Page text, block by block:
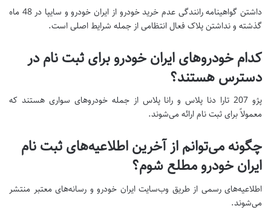
داشتن گواهینامه رانندگی عدم خرید خودرو از ایران خودرو و سایپا در 48 ماه
گذشته و نداشتن پلاک فعال انتظامی از جمله شرایط اصلی است.
کدام خودروهای ایران خودرو برای ثبت نام در
دسترس هستند؟
پژو 207 تارا دنا پلاس و رانا پلاس از جمله خودروهای سواری هستند که
معمولاً برای ثبت نام ارائه می‌شوند.
چگونه می‌توانم از آخرین اطلاعیه‌های ثبت نام
ایران خودرو مطلع شوم؟
اطلاعیه‌های رسمی از طریق وب‌سایت ایران خودرو و رسانه‌های معتبر منتشر
می‌شوند.